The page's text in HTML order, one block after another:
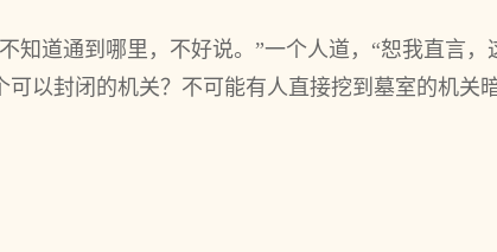
知道通到哪里，不好说。”一个人道，“恕我直言
以封闭的机关？不可能有人直接挖到墓室的机关